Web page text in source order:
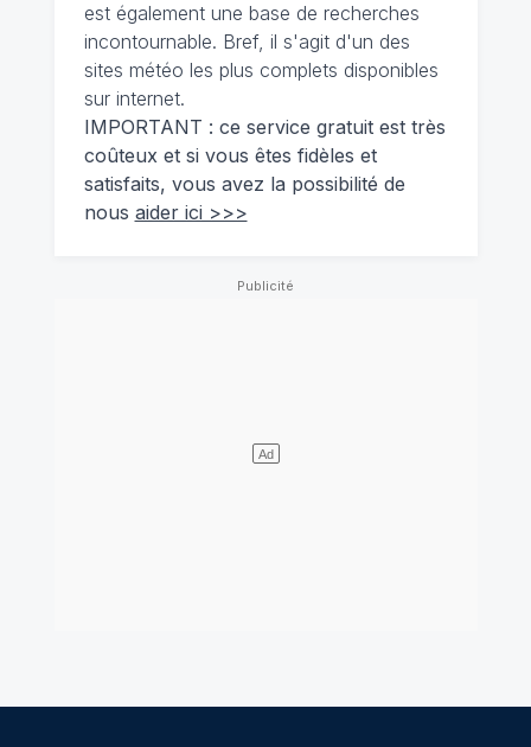
est également une base de recherches
incontournable. Bref, il s'agit d'un des
sites météo les plus complets disponibles
sur internet.
IMPORTANT : ce service gratuit est très
coûteux et si vous êtes fidèles et
satisfaits, vous avez la possibilité de
nous aider ici >>>